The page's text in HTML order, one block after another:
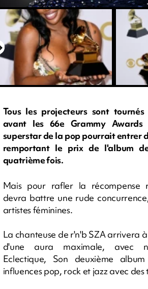
Tous les projecteurs sont
avant les 66e Grammy
superstar de la pop pourrait entrer
remportant le prix de l'album
quatrième fois.
Mais pour rafler la récompense
devra battre une rude
artistes féminines.
La chanteuse de r'n'b SZA arrivera
d'une aura maximale, avec
Eclectique, Son deuxième
influences pop, rock et jazz avec